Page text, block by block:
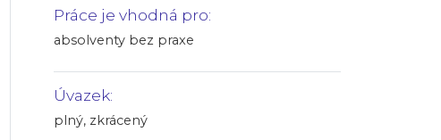
Práce je vhodná pro:
absolventy bez praxe
Úvazek:
plný, zkrácený